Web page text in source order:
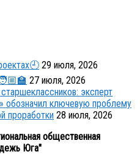
29 июля, 2026
27 июля, 2026
эксперт
обозначил ключевую проблему
проработки 28 июля, 2026
общественная
Юга"